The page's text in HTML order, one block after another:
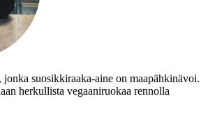
suosikkiraaka-aine on maapähkinävoi.
herkullista vegaaniruokaa rennolla